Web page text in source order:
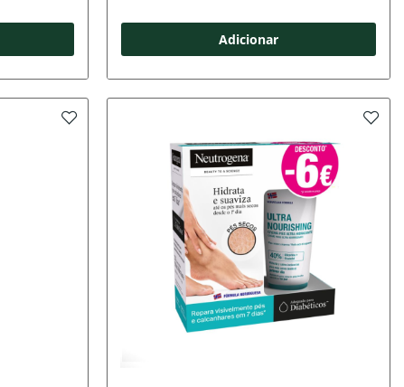
Adicionar